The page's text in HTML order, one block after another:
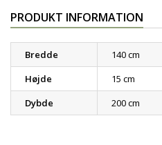
PRODUKT INFORMATION
Bredde
140 cm
Højde
15 cm
Dybde
200 cm